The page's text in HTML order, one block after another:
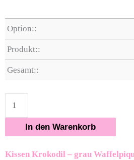
Option::
Produkt::
Gesamt::
In den Warenkorb
Kissen Krokodil – grau